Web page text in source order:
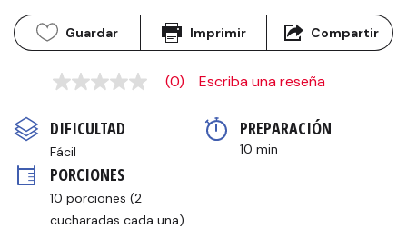
Guardar Imprimir Compartir
Sin
en
la
misma
página.
(0) Escriba una reseña
DIFICULTAD
Fácil
PREPARACIÓN
10 min
PORCIONES
10 porciones (2
cucharadas cada una)